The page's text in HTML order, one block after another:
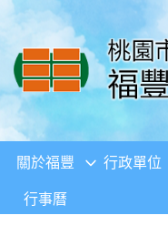
移至網頁之主要內容區位置
關於福豐 行政單位
行事曆